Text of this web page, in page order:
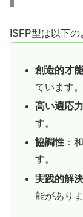
ISFP型は以下
創造的才
ています。
高い適応力
す。
協調性 ：
す。
実践的解
能がありま